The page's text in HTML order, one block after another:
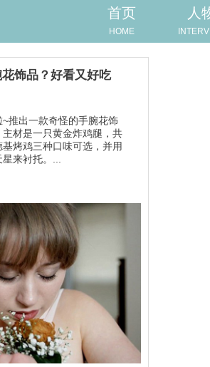
首页
HOME
人
饰品？好看又好吃
推出一款奇怪的手腕花饰
材是一只黄金炸鸡腿，共
烤鸡三种口味可选，并用
来衬托。...